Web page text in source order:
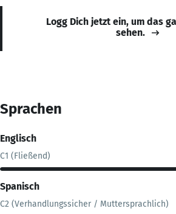
Logg Dich jetzt ein, um das
sehen.
Sprachen
Englisch
C1 (Fließend)
Spanisch
C2 (Verhandlungssicher / Muttersprachlich)